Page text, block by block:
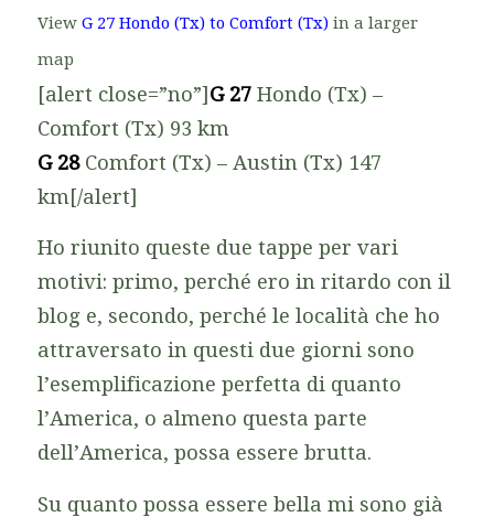
View G 27 Hondo (Tx) to Comfort (Tx)in a larger
map
[alert close=”no”]G 27Hondo (Tx) –
Comfort (Tx) 93 km
G 28Comfort (Tx) – Austin (Tx) 147
km[/alert]
Ho riunito queste due tappe per vari
motivi: primo, perché ero in ritardo con il
blog e, secondo, perché le località che ho
attraversato in questi due giorni sono
l’esemplificazione perfetta di quanto
l’America, o almeno questa parte
dell’America, possa essere brutta.
Su quanto possa essere bella mi sono già